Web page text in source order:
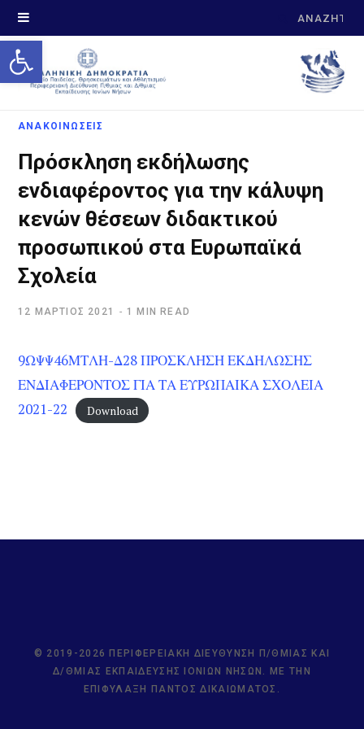
Open toolbar
Search
ΑΝΑΚΟΙΝΩΣΕΙΣ
Πρόσκληση εκδήλωσης
ενδιαφέροντος για την κάλυψη
κενών θέσεων διδακτικού
προσωπικού στα Ευρωπαϊκά
Σχολεία
12 ΜΆΡΤΙΟΣ 2021 1 MIN READ
9ΩΨΨ46ΜΤΛΗ-Δ28 ΠΡΟΣΚΛΗΣΗ ΕΚΔΗΛΩΣΗΣ
ΕΝΔΙΑΦΕΡΟΝΤΟΣ ΓΙΑ ΤΑ ΕΥΡΩΠΑΙΚΑ ΣΧΟΛΕΙΑ
2021-22
Download
© 2019-2026 ΠΕΡΙΦΕΡΕΙΑΚΉ ΔΙΕΎΘΥΝΣΗ Π/ΘΜΙΑΣ ΚΑΙ
Δ/ΘΜΙΑΣ ΕΚΠΑΊΔΕΥΣΗΣ ΙΟΝΊΩΝ ΝΉΣΩΝ. ΜΕ ΤΗΝ
ΕΠΙΦΎΛΑΞΗ ΠΑΝΤΌΣ ΔΙΚΑΙΏΜΑΤΟΣ.